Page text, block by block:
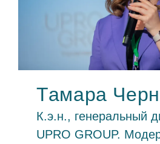
Тамара
К.э.н., генеральный
UPRO GROUP.